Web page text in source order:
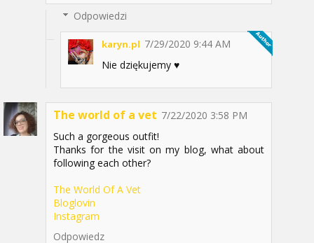
Odpowiedzi
karyn.pl 7/29/2020 9:44 AM
Nie dziękujemy ♥️
The world of a vet 7/22/2020 3:58 PM
Such a gorgeous outfit!
Thanks for the visit on my blog, what about
following each other?
The World Of A Vet
Bloglovin
Instagram
Odpowiedz